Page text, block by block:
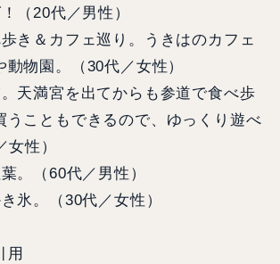
（20代／男性）
き＆カフェ巡り。うきはのカフェ
物園。（30代／女性）
天満宮を出てからも参道で食べ歩
うこともできるので、ゆっくり遊べ
女性）
。（60代／男性）
氷。（30代／女性）
用